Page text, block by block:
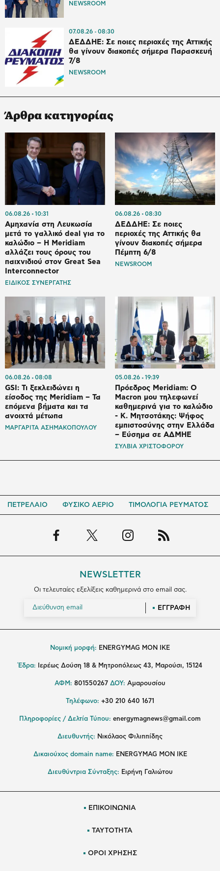
NEWSROOM
07.08.26 08:30
ΔΕΔΔΗΕ: Σε ποιες περιοχές της Αττικής
θα γίνουν διακοπές σήμερα Παρασκευή
7/8
NEWSROOM
Άρθρα κατηγορίας
06.08.26 10:31
Αμηχανία στη Λευκωσία
μετά το γαλλικό deal για το
καλώδιο – Η Meridiam
αλλάζει τους όρους του
παιχνιδιού στον Great Sea
Interconnector
ΕΙΔΙΚΟΣ ΣΥΝΕΡΓΑΤΗΣ
06.08.26 08:30
ΔΕΔΔΗΕ: Σε ποιες
περιοχές της Αττικής θα
γίνουν διακοπές σήμερα
Πέμπτη 6/8
NEWSROOM
06.08.26 08:08
GSI: Τι ξεκλειδώνει η
είσοδος της Meridiam – Τα
επόμενα βήματα και τα
ανοιχτά μέτωπα
ΜΑΡΓΑΡΙΤΑ ΑΣΗΜΑΚΟΠΟΥΛΟΥ
05.08.26 19:39
Πρόεδρος Meridiam: Ο
Macron μου τηλεφωνεί
καθημερινά για το καλώδιο
- K. Μητσοτάκης: Ψήφος
εμπιστοσύνης στην Ελλάδα
– Εύσημα σε ΑΔΜΗΕ
ΣΥΛΒΙΑ ΧΡΙΣΤΟΦΟΡΟΥ
ΠΕΤΡΕΛΑΙΟ ΦΥΣΙΚΟ ΑΕΡΙΟ ΤΙΜΟΛΟΓΙΑ ΡΕΥΜΑΤΟΣ
NEWSLETTER
Οι τελευταίες εξελίξεις καθημερινά στο email σας.
ΕΓΓΡΑΦΗ
Νομική μορφή: ENERGYMAG MON IKE
Έδρα: Ιερέως Δούση 18 & Μητροπόλεως 43, Μαρούσι, 15124
ΑΦΜ: 801550267 ΔΟΥ: Αμαρουσίου
Τηλέφωνο: +30 210 640 1671
Πληροφορίες / Δελτία Τύπου: energymagnews@gmail.com
Διευθυντής: Νικόλαος Φιλιππίδης
Δικαιούχος domain name: ENERGYMAG ΜΟΝ ΙΚΕ
Διευθύντρια Σύνταξης: Ειρήνη Γαλιώτου
ΕΠΙΚΟΙΝΩΝΙΑ
ΤΑΥΤΟΤΗΤΑ
ΟΡΟΙ ΧΡΗΣΗΣ